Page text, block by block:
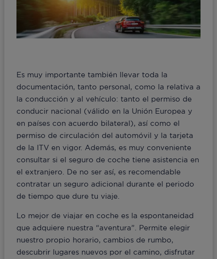
Es muy importante también llevar toda la
documentación, tanto personal, como la relativa a
la conducción y al vehículo: tanto el permiso de
conducir nacional (válido en la Unión Europea y
en países con acuerdo bilateral), así como el
permiso de circulación del automóvil y la tarjeta
de la ITV en vigor. Además, es muy conveniente
consultar si el seguro de coche tiene asistencia en
el extranjero. De no ser así, es recomendable
contratar un seguro adicional durante el periodo
de tiempo que dure tu viaje.
Lo mejor de viajar en coche es la espontaneidad
que adquiere nuestra “aventura”. Permite elegir
nuestro propio horario, cambios de rumbo,
descubrir lugares nuevos por el camino, disfrutar